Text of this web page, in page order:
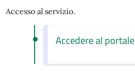
Accesso al servizio.
Accedere al portale